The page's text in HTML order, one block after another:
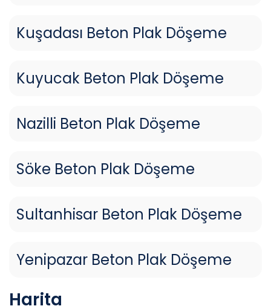
Kuşadası Beton Plak Döşeme
Kuyucak Beton Plak Döşeme
Nazilli Beton Plak Döşeme
Söke Beton Plak Döşeme
Sultanhisar Beton Plak Döşeme
Yenipazar Beton Plak Döşeme
Harita